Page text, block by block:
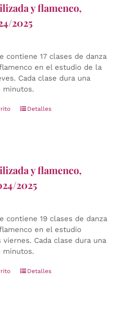
y flamenco,
2025
contiene 17 clases de danza
en el estudio de la
Cada clase dura una
minutos.
Detalles
y flamenco,
2025
contiene 19 clases de danza
en el estudio
viernes. Cada clase dura una
minutos.
Detalles